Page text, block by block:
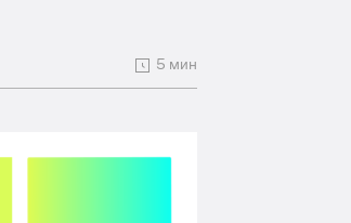
5 мин